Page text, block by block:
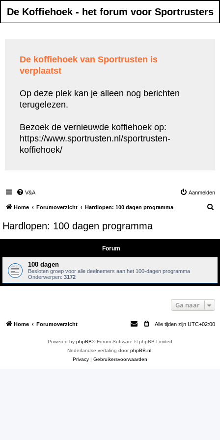
De Koffiehoek - het forum voor Sportrusters
De koffiehoek van Sportrusten is
verplaatst
Op deze plek kan je alleen nog berichten
terugelezen.
Bezoek de vernieuwde koffiehoek op:
https://www.sportrusten.nl/sportrusten-
koffiehoek/
V&A Aanmelden
Home Forumoverzicht Hardlopen: 100 dagen programma
Hardlopen: 100 dagen programma
Forum
100 dagen
Besloten groep voor alle deelnemers aan het 100-dagen programma
Onderwerpen: 3172
Ga naar
Home Forumoverzicht Alle tijden zijn UTC+02:00
Powered by phpBB® Forum Software © phpBB Limited
Nederlandse vertaling doorphpBB.nl
Privacy | Gebruikersvoorwaarden